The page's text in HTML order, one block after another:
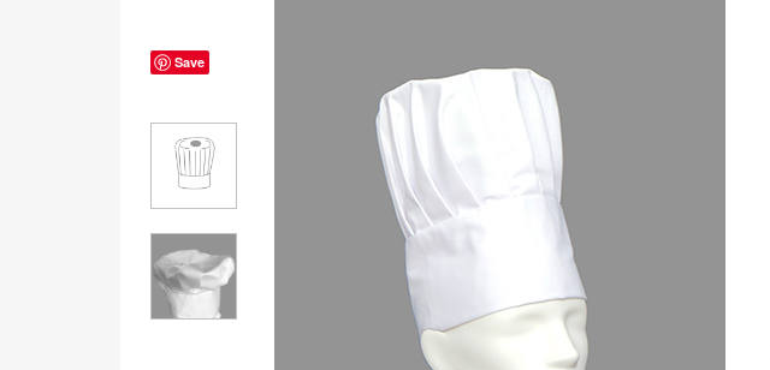
Save